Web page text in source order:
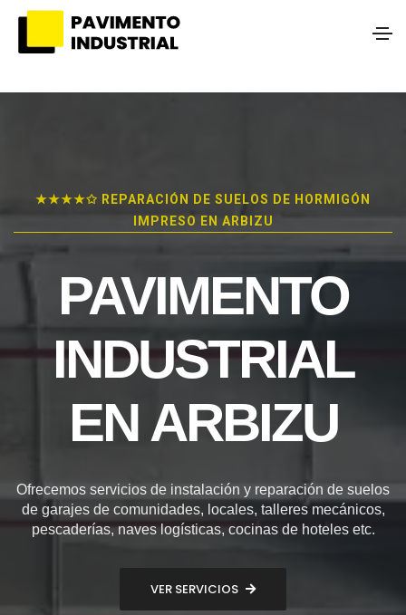
★★★★✩ REPARACIÓN DE SUELOS DE HORMIGÓN
IMPRESO EN ARBIZU
PAVIMENTO
INDUSTRIAL
EN ARBIZU
Ofrecemos servicios de instalación y reparación de suelos
de garajes de comunidades, locales, talleres mecánicos,
pescaderías, naves logísticas, cocinas de hoteles etc.
VER SERVICIOS